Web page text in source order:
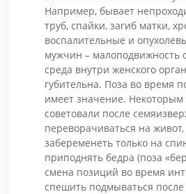
Например, бывает
труб, спайки, загиб матки,
воспалительные и
мужчин – малоподвижность
среда внутри женского
губительна. Поза во время
имеет значение.
советовали после
переворачиваться на
забеременеть только на
приподнять бедра (поза
смена позиций во время
спешить подмываться после